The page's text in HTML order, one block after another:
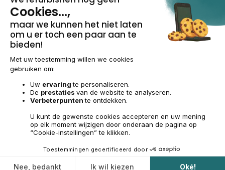
Wettelijke vermeldingen & AGBeheer van cookies
Algemene verkoopvoorwaarden
Toegankelijkheid
© 2009-2026 RECOMMERCE - Alle rechten voorbehouden.